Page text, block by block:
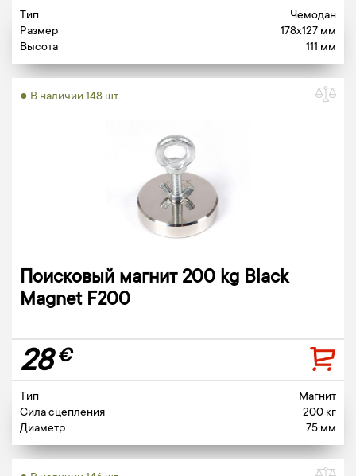
Тип
Чемодан
Размер
178x127 мм
Высота
111 мм
● В наличии 148 шт.
Поисковый магнит 200 kg Black
Magnet F200
28€
Тип
Магнит
Сила сцепления
200 кг
Диаметр
75 мм